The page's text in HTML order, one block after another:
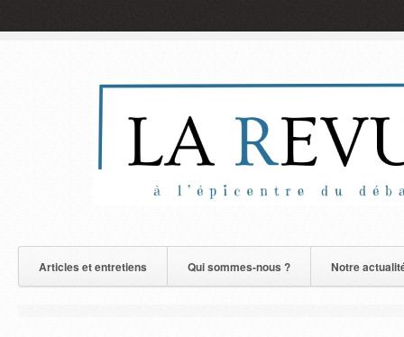
Articles et entretiens Qui sommes-nous ? Notre